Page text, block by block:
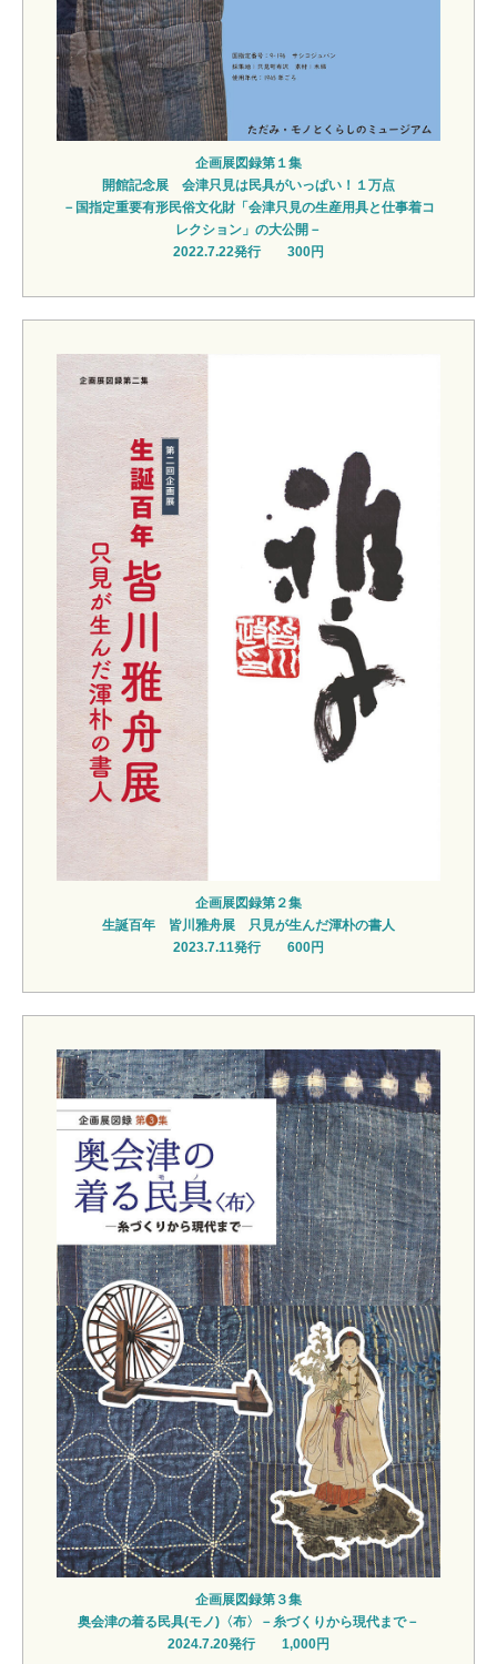
企画展図録第１集
開館記念展 会津只見は民具がいっぱい！１万点
－国指定重要有形民俗文化財「会津只見の生産用具と仕事着コ
レクション」の大公開－
2022.7.22発行 300円
企画展図録第２集
生誕百年 皆川雅舟展 只見が生んだ渾朴の書人
2023.7.11発行 600円
企画展図録第３集
奥会津の着る民具(モノ)〈布〉－糸づくりから現代まで－
2024.7.20発行 1,000円